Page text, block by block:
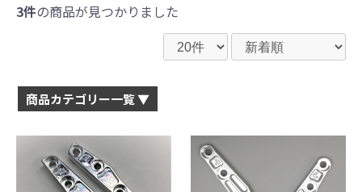
3件の商品が見つかりました
商品カテゴリー一覧